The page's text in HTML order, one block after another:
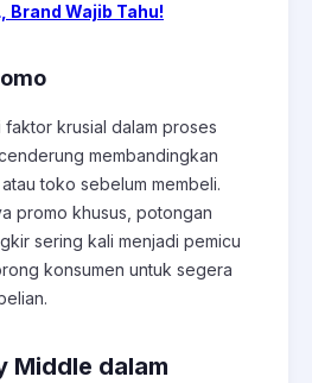
Brand Wajib Tahu!
faktor krusial dalam proses
membandingkan
toko sebelum membeli.
promo khusus, potongan
sering kali menjadi pemicu
konsumen untuk segera
Middle dalam